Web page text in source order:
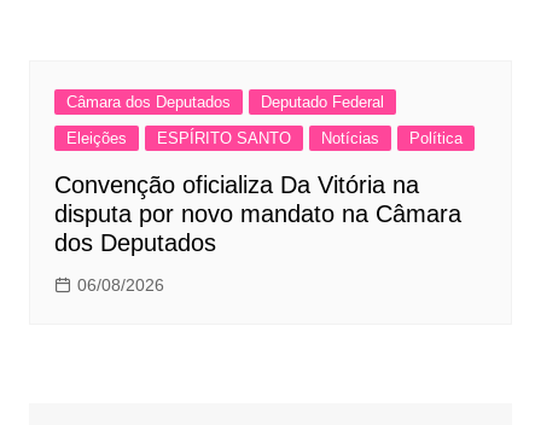
Câmara dos Deputados
Deputado Federal
Eleições
ESPÍRITO SANTO Notícias Política
Convenção oficializa Da Vitória na
disputa por novo mandato na Câmara
dos Deputados
06/08/2026